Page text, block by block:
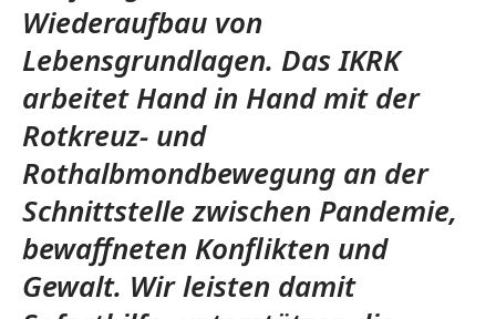
Wiederaufbau von
Lebensgrundlagen. Das IKRK
arbeitet Hand in Hand mit der
Rotkreuz- und
Rothalbmondbewegung an der
Schnittstelle zwischen Pandemie,
bewaffneten Konflikten und
Gewalt. Wir leisten damit